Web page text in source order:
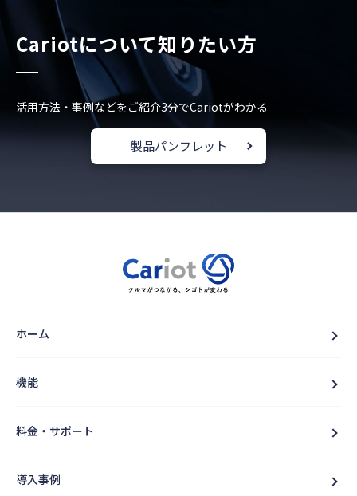
Cariotについて知りたい方
活用方法・事例などをご紹介3分でCariotがわかる
製品パンフレット
ホーム
機能
料金・サポート
導入事例